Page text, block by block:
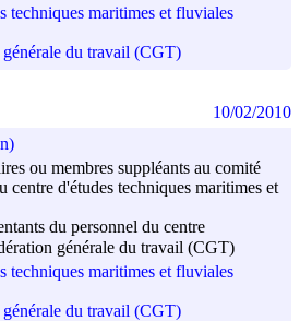
techniques maritimes et fluviales
du travail (CGT)
ou membres suppléants au comité
centre d'études techniques maritimes et
du personnel du centre
générale du travail (CGT)
techniques maritimes et fluviales
du travail (CGT)
10/02/2010